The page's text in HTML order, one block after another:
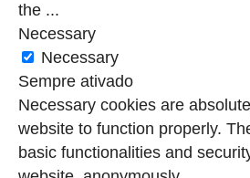
the ...
Necessary
Necessary
Sempre ativado
Necessary cookies are
website to function properly.
basic functionalities and